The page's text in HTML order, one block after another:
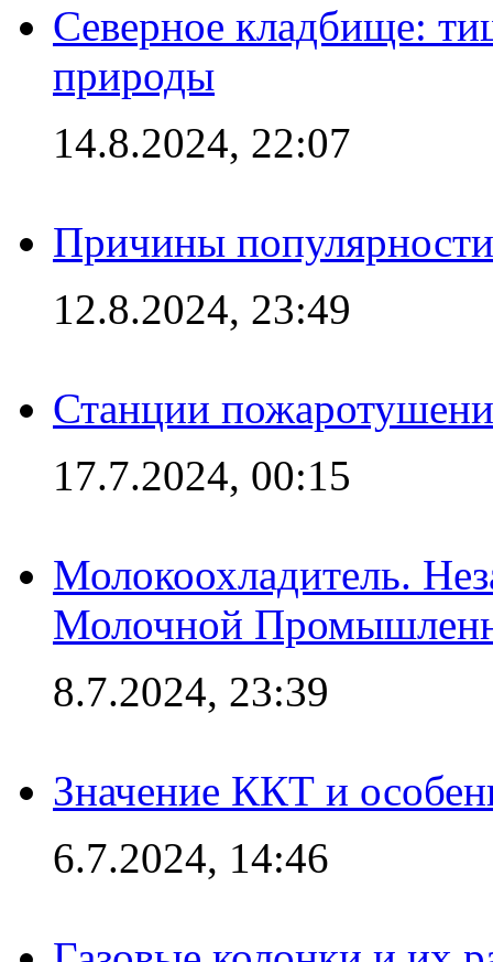
Северное кладбище:
природы
14.8.2024, 22:07
Причины
12.8.2024, 23:49
Станции
17.7.2024, 00:15
Молокоохладитель.
Молочной
8.7.2024, 23:39
Значение ККТ и
6.7.2024, 14:46